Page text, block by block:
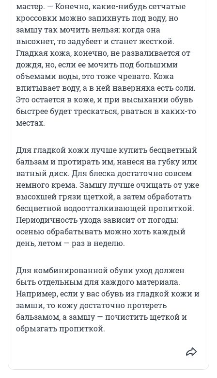
мастер. — Конечно, какие-нибудь сетчатые
кроссовки можно запихнуть под воду, но
замшу так мочить нельзя: когда она
высохнет, то задубеет и станет жесткой.
Гладкая кожа, конечно, не разваливается от
дождя, но, если ее мочить под большими
объемами воды, это тоже чревато. Кожа
впитывает воду, а в ней наверняка есть соли.
Это остается в коже, и при высыхании обувь
быстрее будет трескаться, рваться в каких-то
местах.
Для гладкой кожи лучше купить бесцветный
бальзам и протирать им, нанеся на губку или
ватный диск. Для блеска достаточно совсем
немного крема. Замшу лучше очищать от уже
высохшей грязи щеткой, а затем обработать
бесцветной водоотталкивающей пропиткой.
Периодичность ухода зависит от погоды:
осенью обрабатывать можно хоть каждый
день, летом — раз в неделю.
Для комбинированной обуви уход должен
быть отдельным для каждого материала.
Например, если у вас обувь из гладкой кожи и
замши, то кожу достаточно протереть
бальзамом, а замшу — почистить щеткой и
обрызгать пропиткой.